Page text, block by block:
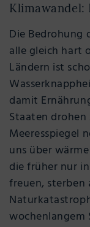
Klimawandel:
Die
alle gleich hart
Ländern ist
damit
Staaten
Meeresspiegel
uns über
die früher nur
freuen, sterben
wochenlangem